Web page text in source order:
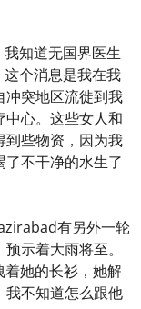
我知道无国界医生
个消息是我在我
冲突地区流徙到我
心。这些女人和
到些物资，因为我
不干净的水生了
有另外一轮
示着大雨将至。
她的长衫，她解
我不知道怎么跟他